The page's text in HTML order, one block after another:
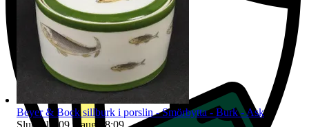
Beyer & Bock sillburk i porslin - Smörbytta - Burk - Ask
Sluttid18:09 9 aug 18:09.